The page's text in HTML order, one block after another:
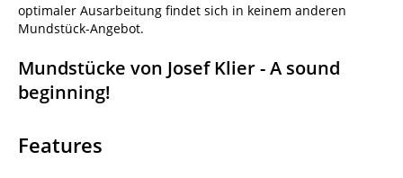
optimaler Ausarbeitung findet sich in keinem anderen
Mundstück-Angebot.
Mundstücke von Josef Klier - A sound
beginning!
Features